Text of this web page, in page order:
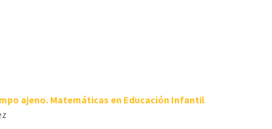
ajeno. Matemáticas en Educación Infantil